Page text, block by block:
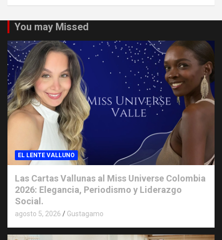
You may Missed
EL LENTE VALLUNO
Las Cartas Vallunas al Miss Universe Colombia
2026: Elegancia, Periodismo y Liderazgo
Social.
agosto 5, 2026 Gustagamo